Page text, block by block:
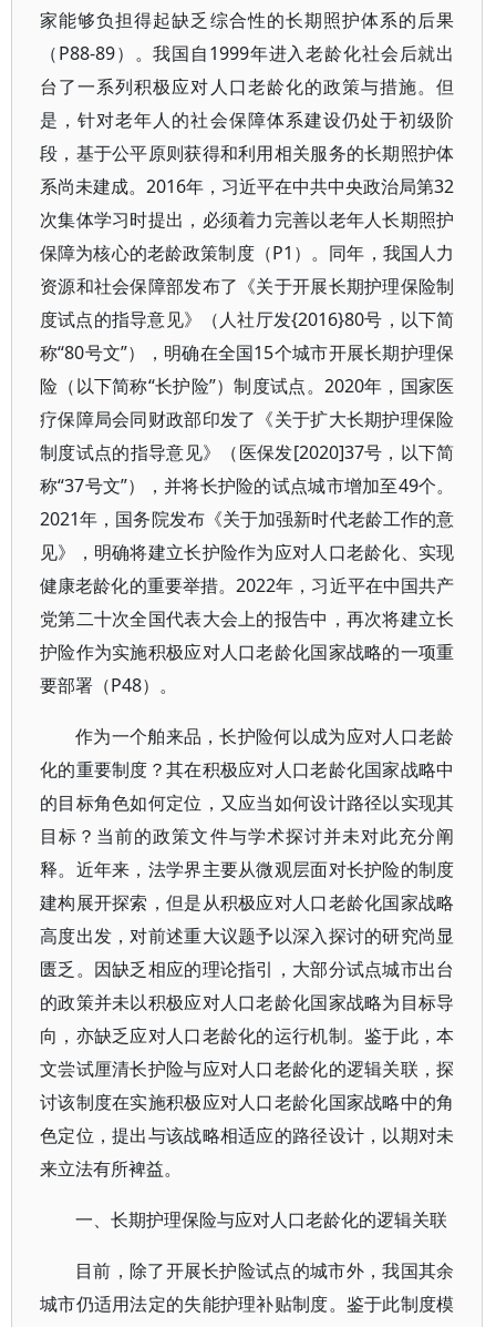
家能够负担得起缺乏综合性的长期照护体系的后果
（P88-89）。我国自1999年进入老龄化社会后就出
台了一系列积极应对人口老龄化的政策与措施。但
是，针对老年人的社会保障体系建设仍处于初级阶
段，基于公平原则获得和利用相关服务的长期照护体
系尚未建成。2016年，习近平在中共中央政治局第32
次集体学习时提出，必须着力完善以老年人长期照护
保障为核心的老龄政策制度（P1）。同年，我国人力
资源和社会保障部发布了《关于开展长期护理保险制
度试点的指导意见》（人社厅发{2016}80号，以下简
称“80号文”），明确在全国15个城市开展长期护理保
险（以下简称“长护险”）制度试点。2020年，国家医
疗保障局会同财政部印发了《关于扩大长期护理保险
制度试点的指导意见》（医保发[2020]37号，以下简
称“37号文”），并将长护险的试点城市增加至49个。
2021年，国务院发布《关于加强新时代老龄工作的意
见》，明确将建立长护险作为应对人口老龄化、实现
健康老龄化的重要举措。2022年，习近平在中国共产
党第二十次全国代表大会上的报告中，再次将建立长
护险作为实施积极应对人口老龄化国家战略的一项重
要部署（P48）。
作为一个舶来品，长护险何以成为应对人口老龄
化的重要制度？其在积极应对人口老龄化国家战略中
的目标角色如何定位，又应当如何设计路径以实现其
目标？当前的政策文件与学术探讨并未对此充分阐
释。近年来，法学界主要从微观层面对长护险的制度
建构展开探索，但是从积极应对人口老龄化国家战略
高度出发，对前述重大议题予以深入探讨的研究尚显
匮乏。因缺乏相应的理论指引，大部分试点城市出台
的政策并未以积极应对人口老龄化国家战略为目标导
向，亦缺乏应对人口老龄化的运行机制。鉴于此，本
文尝试厘清长护险与应对人口老龄化的逻辑关联，探
讨该制度在实施积极应对人口老龄化国家战略中的角
色定位，提出与该战略相适应的路径设计，以期对未
来立法有所裨益。
一、长期护理保险与应对人口老龄化的逻辑关联
目前，除了开展长护险试点的城市外，我国其余
城市仍适用法定的失能护理补贴制度。鉴于此制度模